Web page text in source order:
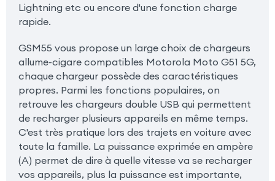
Lightning etc ou encore d'une fonction charge
rapide.
GSM55 vous propose un large choix de chargeurs
allume-cigare compatibles Motorola Moto G51 5G,
chaque chargeur possède des caractéristiques
propres. Parmi les fonctions populaires, on
retrouve les chargeurs double USB qui permettent
de recharger plusieurs appareils en même temps.
C'est très pratique lors des trajets en voiture avec
toute la famille. La puissance exprimée en ampère
(A) permet de dire à quelle vitesse va se recharger
vos appareils, plus la puissance est importante,